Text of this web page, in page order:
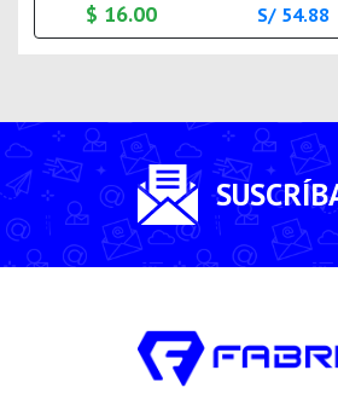
$ 16.00 S/ 54.88